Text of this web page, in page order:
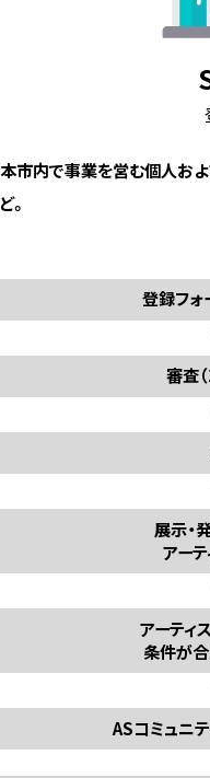
市内で事業を営む個人お
。
登録フ
審査
展示・
アー
アーティ
条件が
ASコミュニ